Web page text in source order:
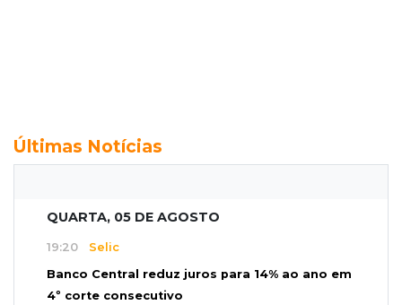
Últimas Notícias
QUARTA, 05 DE AGOSTO
19:20 Selic
Banco Central reduz juros para 14% ao ano em
4º corte consecutivo